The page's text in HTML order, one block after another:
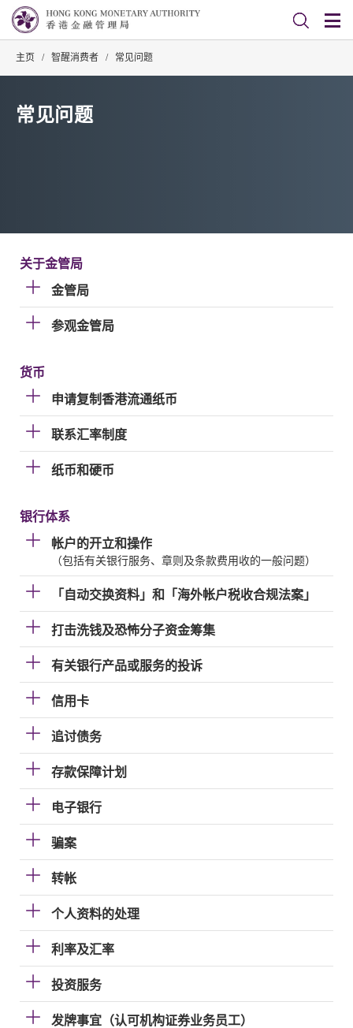
主页 / 智醒消费者 / 常见问题
常见问题
关于金管局
金管局
参观金管局
货币
申请复制香港流通纸币
联系汇率制度
纸币和硬币
银行体系
帐户的开立和操作
（包括有关银行服务、章则及条款费用收的一般问题）
「自动交换资料」和「海外帐户税收合规法案」
打击洗钱及恐怖分子资金筹集
有关银行产品或服务的投诉
信用卡
追讨债务
存款保障计划
电子银行
骗案
转帐
个人资料的处理
利率及汇率
投资服务
发牌事宜（认可机构证券业务员工）